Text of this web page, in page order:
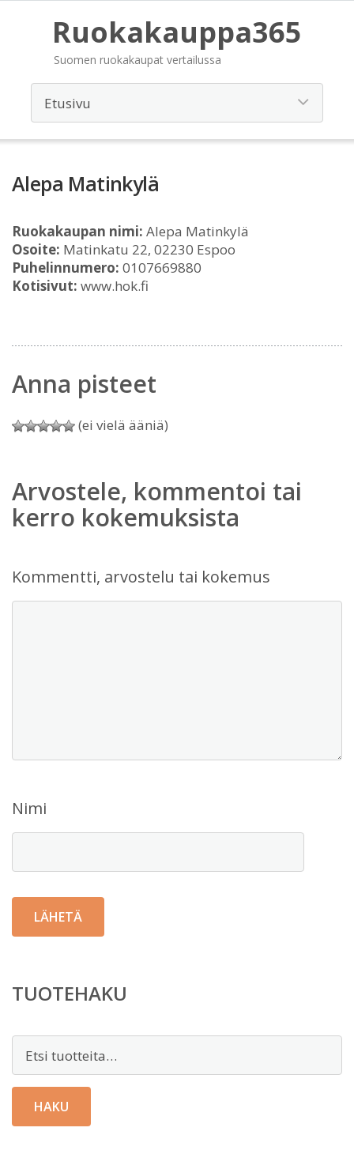
Ruokakauppa365
Suomen ruokakaupat vertailussa
Alepa Matinkylä
Ruokakaupan nimi: Alepa Matinkylä
Osoite: Matinkatu 22, 02230 Espoo
Puhelinnumero: 0107669880
Kotisivut: www.hok.fi
Anna pisteet
(ei vielä ääniä)
Arvostele, kommentoi tai
kerro kokemuksista
Kommentti, arvostelu tai kokemus
Nimi
TUOTEHAKU
HAKU